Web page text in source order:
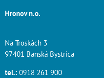
Hronov n.o.
Na Troskách 3
97401 Banská Bystrica
tel.: 0918 261 900